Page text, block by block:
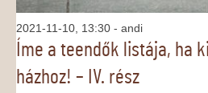
2021-11-10, 13:30 - andi
Íme a teendők listája, ha
házhoz! – IV. rész